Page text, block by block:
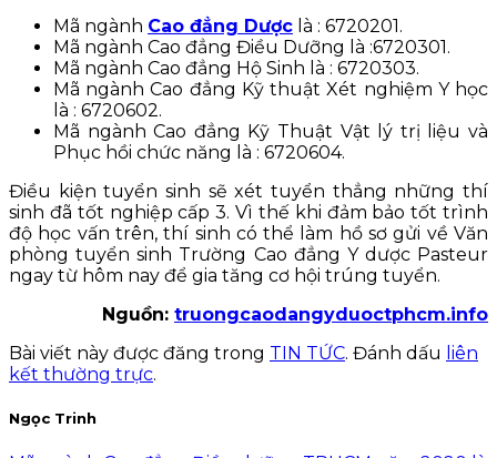
Mã ngành Cao đẳng Dược là : 6720201.
Mã ngành Cao đẳng Điều Dưỡng là :6720301.
Mã ngành Cao đẳng Hộ Sinh là : 6720303.
Mã ngành Cao đẳng Kỹ thuật Xét nghiệm Y học
là : 6720602.
Mã ngành Cao đẳng Kỹ Thuật Vật lý trị liệu và
Phục hồi chức năng là : 6720604.
Điều kiện tuyển sinh sẽ xét tuyển thẳng những thí
sinh đã tốt nghiệp cấp 3. Vì thế khi đảm bảo tốt trình
độ học vấn trên, thí sinh có thể làm hồ sơ gửi về Văn
phòng tuyển sinh Trường Cao đẳng Y dược Pasteur
ngay từ hôm nay để gia tăng cơ hội trúng tuyển.
Nguồn: truongcaodangyduoctphcm.info
Bài viết này được đăng trong TIN TỨC. Đánh dấu liên
kết thường trực.
Ngọc Trinh